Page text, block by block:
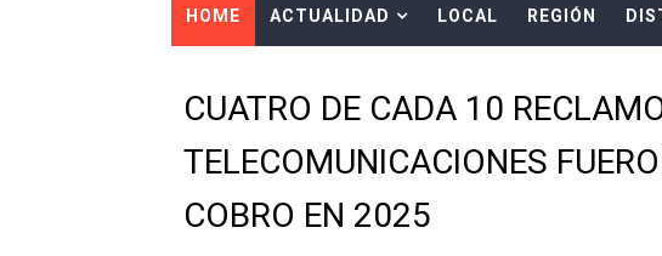
IPE: Nuevo gobierno debe priorizar el
HIDRANDINA ALERTA SOBRE FALSOS
HIDRANDINA ADVIERTE SOBRE EL
HASTA EL 2 DE AGOSTO TIENEN PLAZO
HOME ACTUALIDAD LOCAL REGIÓN
CUATRO DE CADA 10
TELECOMUNICACIONES
COBRO EN 2025